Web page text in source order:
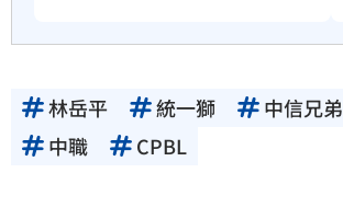
林岳平 統一獅 中信兄弟
中職
CPBL